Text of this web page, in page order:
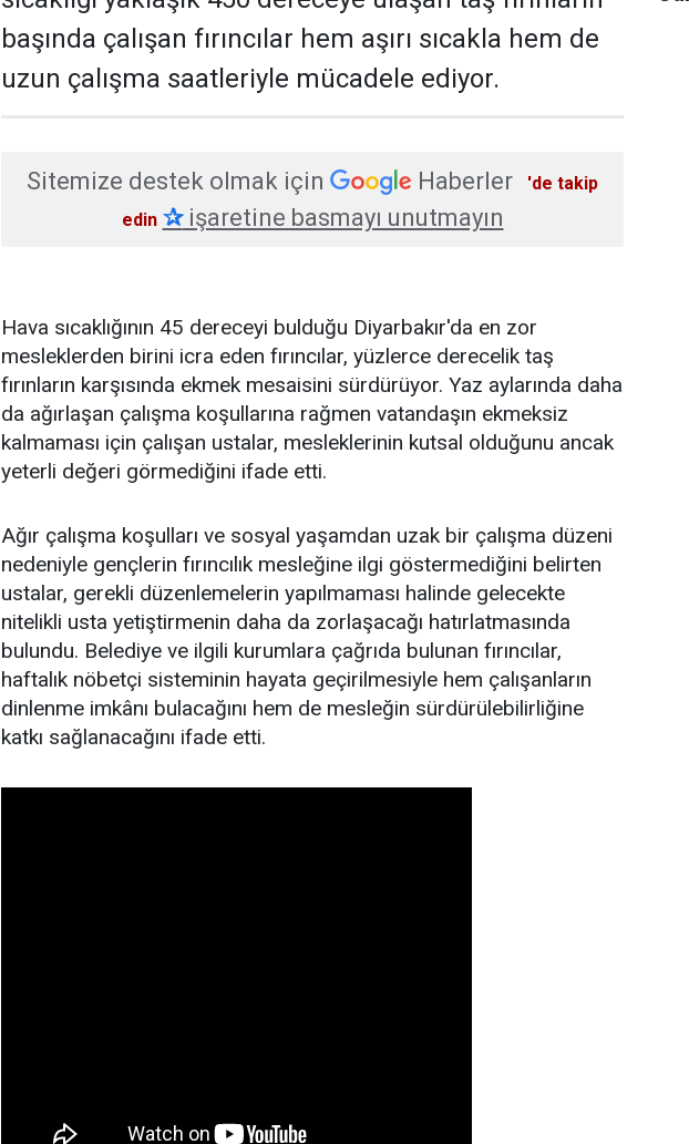
başında çalışan fırıncılar hem aşırı sıcakla hem de
uzun çalışma saatleriyle mücadele ediyor.
Sitemize destek olmak için Haberler
'de takip
edin ✰işaretine basmayı unutmayın
Hava sıcaklığının 45 dereceyi bulduğu Diyarbakır'da en zor
mesleklerden birini icra eden fırıncılar, yüzlerce derecelik taş
fırınların karşısında ekmek mesaisini sürdürüyor. Yaz aylarında daha
da ağırlaşan çalışma koşullarına rağmen vatandaşın ekmeksiz
kalmaması için çalışan ustalar, mesleklerinin kutsal olduğunu ancak
yeterli değeri görmediğini ifade etti.
Ağır çalışma koşulları ve sosyal yaşamdan uzak bir çalışma düzeni
nedeniyle gençlerin fırıncılık mesleğine ilgi göstermediğini belirten
ustalar, gerekli düzenlemelerin yapılmaması halinde gelecekte
nitelikli usta yetiştirmenin daha da zorlaşacağı hatırlatmasında
bulundu. Belediye ve ilgili kurumlara çağrıda bulunan fırıncılar,
haftalık nöbetçi sisteminin hayata geçirilmesiyle hem çalışanların
dinlenme imkânı bulacağını hem de mesleğin sürdürülebilirliğine
katkı sağlanacağını ifade etti.